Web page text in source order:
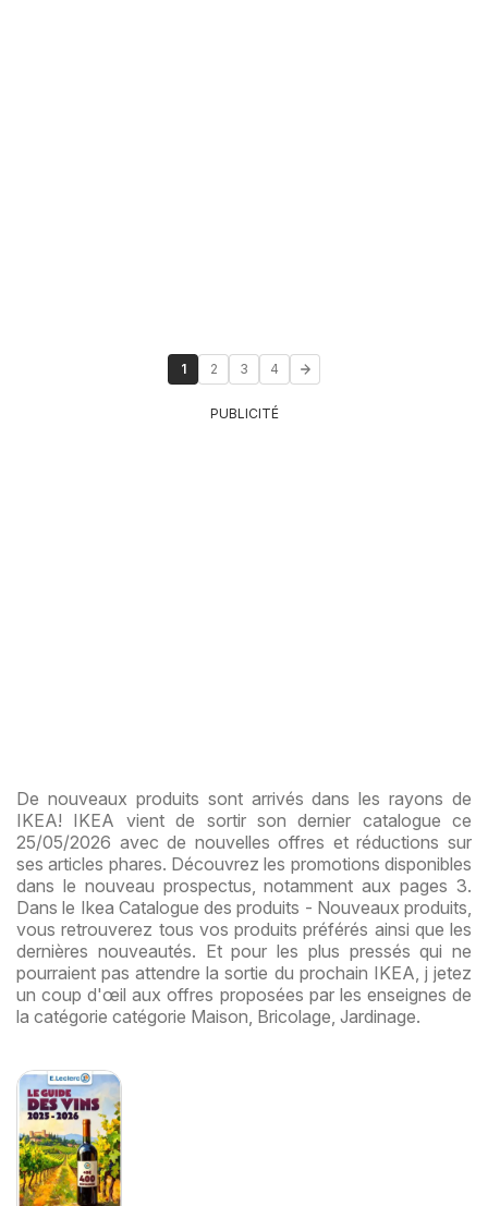
1 2 3 4
PUBLICITÉ
De nouveaux produits sont arrivés dans les rayons de
IKEA! IKEA vient de sortir son dernier catalogue ce
25/05/2026 avec de nouvelles offres et réductions sur
ses articles phares. Découvrez les promotions disponibles
dans le nouveau prospectus, notamment aux pages 3.
Dans le Ikea Catalogue des produits - Nouveaux produits,
vous retrouverez tous vos produits préférés ainsi que les
dernières nouveautés. Et pour les plus pressés qui ne
pourraient pas attendre la sortie du prochain IKEA, j jetez
un coup d'œil aux offres proposées par les enseignes de
la catégorie catégorie Maison, Bricolage, Jardinage.